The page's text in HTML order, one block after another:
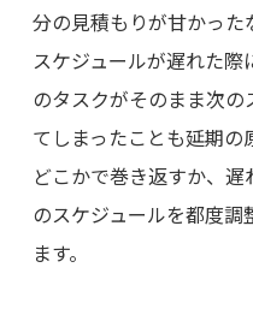
分の見積もりが甘かった
スケジュールが遅れた際
のタスクがそのまま次
てしまったことも延期の
どこかで巻き返すか、
のスケジュールを都度
ます。